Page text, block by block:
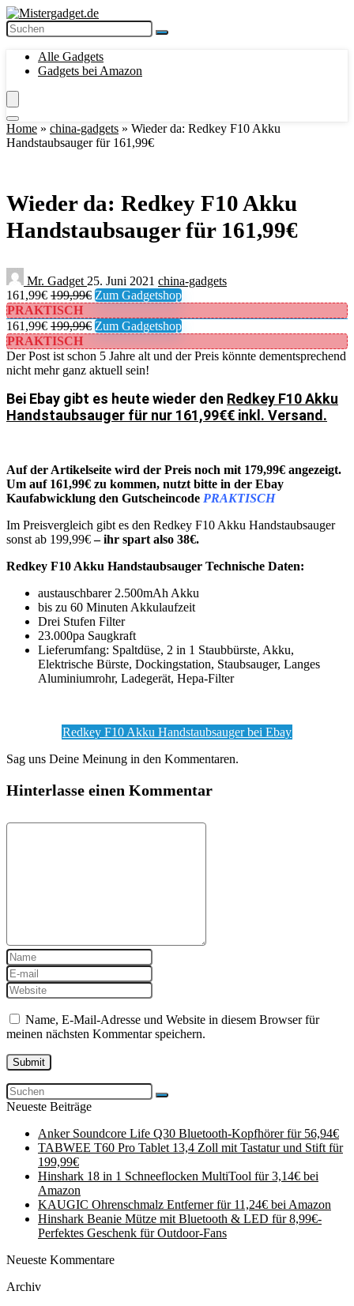
Alle Gadgets
Gadgets bei Amazon
Home » china-gadgets » Wieder da: Redkey F10 Akku
Handstaubsauger für 161,99€
Wieder da: Redkey F10 Akku
Handstaubsauger für 161,99€
Mr. Gadget 25. Juni 2021 china-gadgets
161,99€ 199,99€ Zum Gadgetshop
PRAKTISCH
161,99€ 199,99€ Zum Gadgetshop
PRAKTISCH
Der Post ist schon 5 Jahre alt und der Preis könnte dementsprechend
nicht mehr ganz aktuell sein!
Bei Ebay gibt es heute wieder den Redkey F10 Akku
Handstaubsauger für nur 161,99€€ inkl. Versand.
Auf der Artikelseite wird der Preis noch mit 179,99€ angezeigt.
Um auf 161,99€ zu kommen, nutzt bitte in der Ebay
Kaufabwicklung den Gutscheincode PRAKTISCH
Im Preisvergleich gibt es den Redkey F10 Akku Handstaubsauger
sonst ab 199,99€– ihr spart also 38€.
Redkey F10 Akku Handstaubsauger Technische Daten:
austauschbarer 2.500mAh Akku
bis zu 60 Minuten Akkulaufzeit
Drei Stufen Filter
23.000pa Saugkraft
Lieferumfang: Spaltdüse, 2 in 1 Staubbürste, Akku,
Elektrische Bürste, Dockingstation, Staubsauger, Langes
Aluminiumrohr, Ladegerät, Hepa-Filter
Redkey F10 Akku Handstaubsauger bei Ebay
Sag uns Deine Meinung in den Kommentaren.
Hinterlasse einen Kommentar
Name, E-Mail-Adresse und Website in diesem Browser für
meinen nächsten Kommentar speichern.
Neueste Beiträge
Anker Soundcore Life Q30 Bluetooth-Kopfhörer für 56,94€
TABWEE T60 Pro Tablet 13,4 Zoll mit Tastatur und Stift für
199,99€
Hinshark 18 in 1 Schneeflocken MultiTool für 3,14€ bei
Amazon
KAUGIC Ohrenschmalz Entferner für 11,24€ bei Amazon
Hinshark Beanie Mütze mit Bluetooth & LED für 8,99€-
Perfektes Geschenk für Outdoor-Fans
Neueste Kommentare
Archiv